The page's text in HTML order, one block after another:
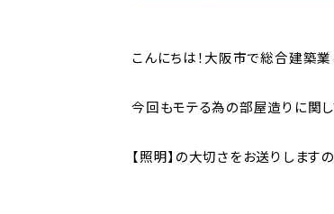
こんにちは！大阪市で総合建築
今回もモテる為の部屋造りに関し
【照明】の大切さをお送りします